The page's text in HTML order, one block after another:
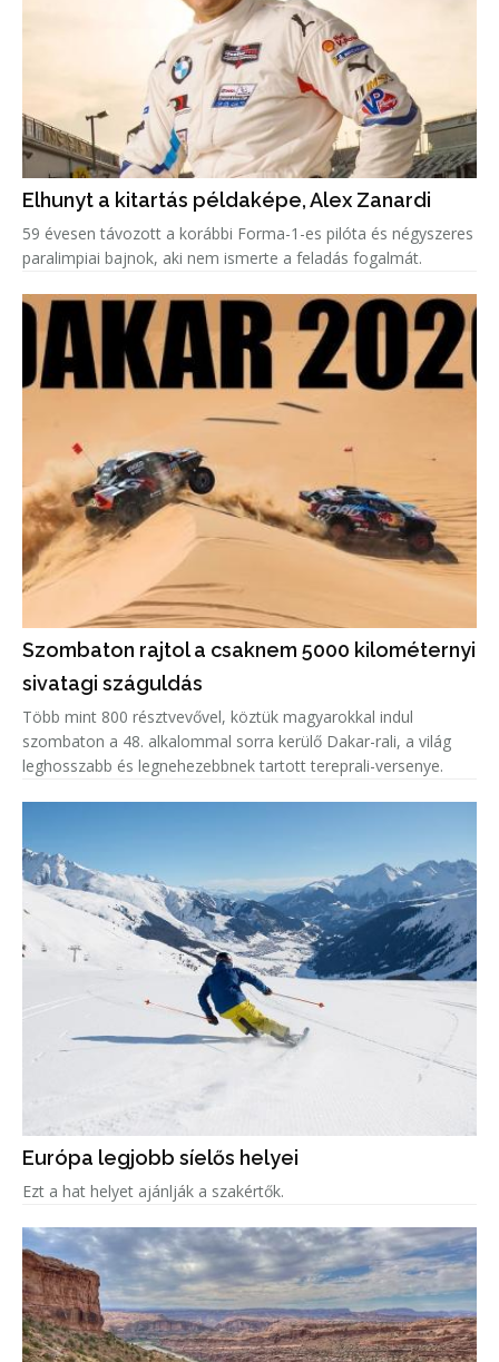
Elhunyt a kitartás példaképe, Alex Zanardi
59 évesen távozott a korábbi Forma-1-es pilóta és négyszeres
paralimpiai bajnok, aki nem ismerte a feladás fogalmát.
Szombaton rajtol a csaknem 5000 kilométernyi
sivatagi száguldás
Több mint 800 résztvevővel, köztük magyarokkal indul
szombaton a 48. alkalommal sorra kerülő Dakar-rali, a világ
leghosszabb és legnehezebbnek tartott tereprali-versenye.
Európa legjobb síelős helyei
Ezt a hat helyet ajánlják a szakértők.